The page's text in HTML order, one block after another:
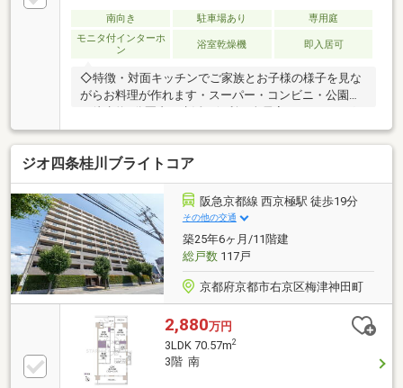
南向き 駐車場あり
専用庭
モニタ付インターホ
ン
浴室乾燥機 即入居可
◇特徴・対面キッチンでご家族とお子様の様子を見な
がらお料理が作れます・スーパー・コンビニ・公園な
◇リフォーム内容・フローリング・クロス張替・シス
テムキッチン新調・カップボード新調・洗面化粧台新
調・ユニットバス新調・トイレ新調・給湯器新調 等
◇立地・京都市立梅津小学校まで徒歩約20分・京都市
立梅津中学校まで徒歩約22分◆◇弊社が選ばれる理由
◆◇１．お金の扱い方のプロ、ファイナンシャルプラ
ンナーが資金計画をサポート！２．買い替えなどにも
対応できる売却専門チームあり！
ジオ四条桂川ブライトコア
阪急京都線 西京極駅 徒歩19分
その他の交通
築25年6ヶ月/11階建
総戸数117戸
京都府京都市右京区梅津神田町
2,880万円
3LDK 70.57m2
3階 南